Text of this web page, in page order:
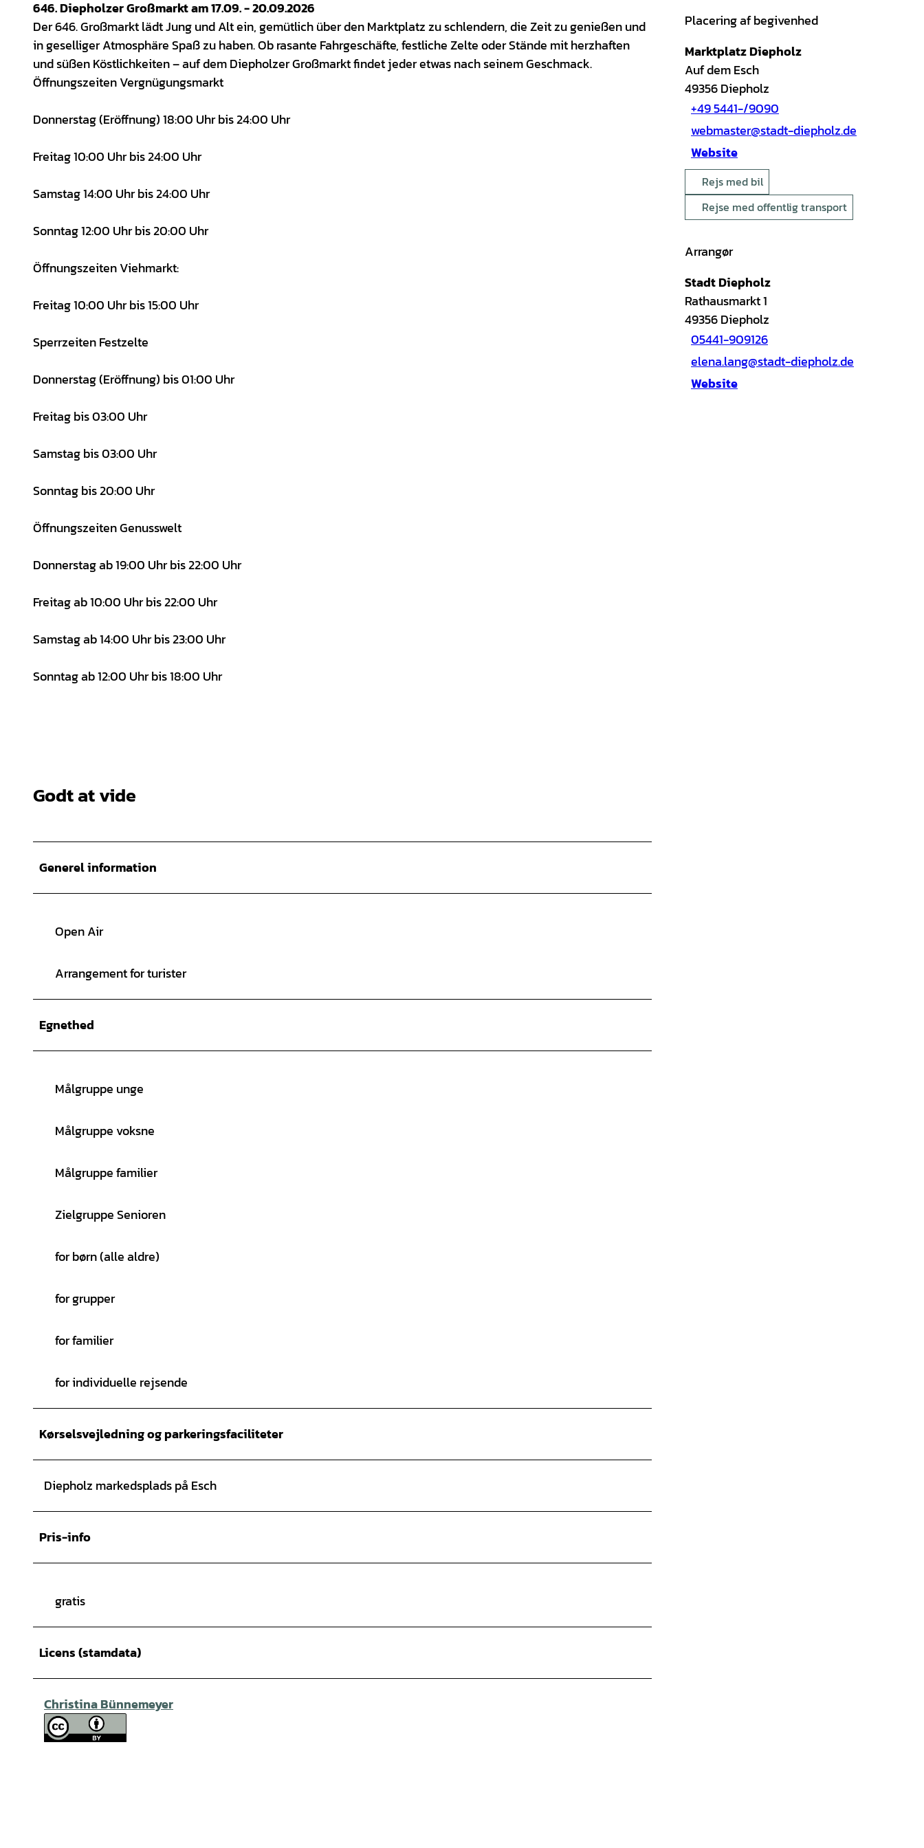
646. Diepholzer Großmarkt am 17.09. - 20.09.2026
Der 646. Großmarkt lädt Jung und Alt ein, gemütlich über den Marktplatz zu schlendern, die Zeit zu genießen und
in geselliger Atmosphäre Spaß zu haben. Ob rasante Fahrgeschäfte, festliche Zelte oder Stände mit herzhaften
und süßen Köstlichkeiten – auf dem Diepholzer Großmarkt findet jeder etwas nach seinem Geschmack.
Öffnungszeiten Vergnügungsmarkt
Donnerstag (Eröffnung) 18:00 Uhr bis 24:00 Uhr
Freitag 10:00 Uhr bis 24:00 Uhr
Samstag 14:00 Uhr bis 24:00 Uhr
Sonntag 12:00 Uhr bis 20:00 Uhr
Öffnungszeiten Viehmarkt:
Freitag 10:00 Uhr bis 15:00 Uhr
Sperrzeiten Festzelte
Donnerstag (Eröffnung) bis 01:00 Uhr
Freitag bis 03:00 Uhr
Samstag bis 03:00 Uhr
Sonntag bis 20:00 Uhr
Öffnungszeiten Genusswelt
Donnerstag ab 19:00 Uhr bis 22:00 Uhr
Freitag ab 10:00 Uhr bis 22:00 Uhr
Samstag ab 14:00 Uhr bis 23:00 Uhr
Sonntag ab 12:00 Uhr bis 18:00 Uhr
Godt at vide
Generel information
Open Air
Arrangement for turister
Egnethed
Målgruppe unge
Målgruppe voksne
Målgruppe familier
Zielgruppe Senioren
for børn (alle aldre)
for grupper
for familier
for individuelle rejsende
Kørselsvejledning og parkeringsfaciliteter
Diepholz markedsplads på Esch
Pris-info
gratis
Licens (stamdata)
Christina Bünnemeyer
Placering af begivenhed
Marktplatz Diepholz
Auf dem Esch
49356Diepholz
+49 5441-/9090
webmaster@stadt-diepholz.de
Website
Rejs med bil
Rejse med offentlig transport
Arrangør
Stadt Diepholz
Rathausmarkt 1
49356Diepholz
05441-909126
elena.lang@stadt-diepholz.de
Website